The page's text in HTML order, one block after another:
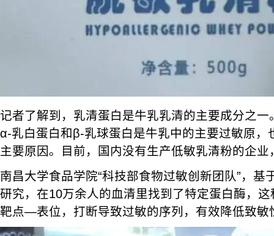
记者了解到，乳清蛋白是牛乳乳清的主要成分之
α-乳白蛋白和β-乳球蛋白是牛乳中的主要过敏原，
主要原因。目前，国内没有生产低敏乳清粉的企业
南昌大学食品学院“科技部食物过敏创新团队”，基
研究，在10万余人的血清里找到了特定蛋白酶，
靶点—表位，打断导致过敏的序列，有效降低致敏